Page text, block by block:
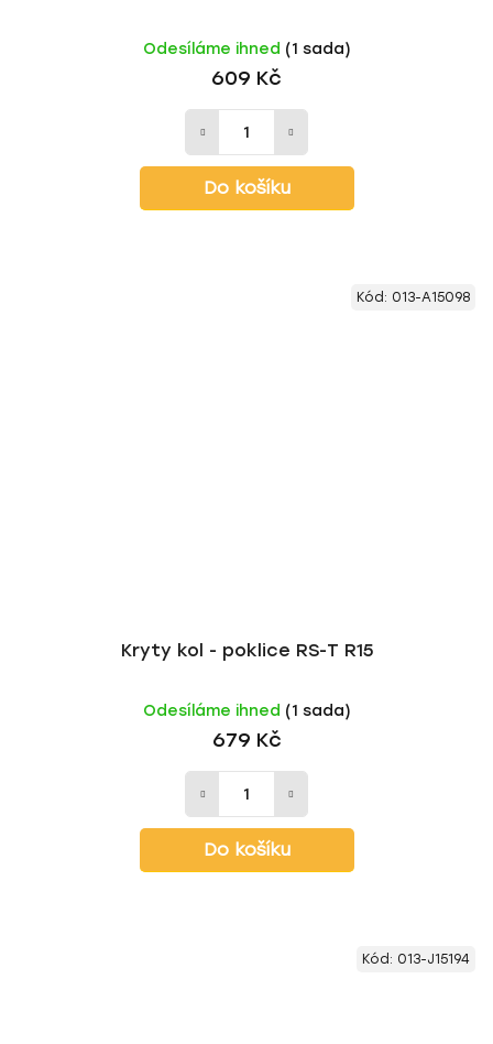
Odesíláme ihned (1 sada)
609 Kč
Do košíku
Kryty kol - poklice RS-T R15
Odesíláme ihned (1 sada)
679 Kč
Do košíku
Kód: 013-A15098
Kód: 013-J15194